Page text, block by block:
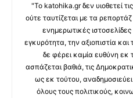
"Το katohika.gr δεν υιοθετεί
ούτε ταυτίζεται με τα
ενημερωτικές
εγκυρότητα, την αξιοπιστία
δε φέρει καμία ευθύνη εκ
ασπάζεται βαθιά, τις
ως εκ τούτου,
όλους τους πολιτικούς,